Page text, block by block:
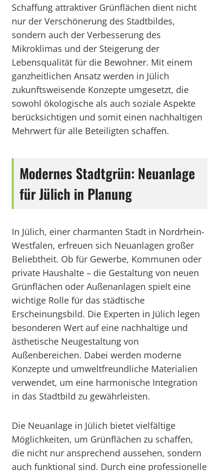
Schaffung attraktiver Grünflächen dient nicht
nur der Verschönerung des Stadtbildes,
sondern auch der Verbesserung des
Mikroklimas und der Steigerung der
Lebensqualität für die Bewohner. Mit einem
ganzheitlichen Ansatz werden in Jülich
zukunftsweisende Konzepte umgesetzt, die
sowohl ökologische als auch soziale Aspekte
berücksichtigen und somit einen nachhaltigen
Mehrwert für alle Beteiligten schaffen.
Modernes Stadtgrün: Neuanlage
für Jülich in Planung
In Jülich, einer charmanten Stadt in Nordrhein-
Westfalen, erfreuen sich Neuanlagen großer
Beliebtheit. Ob für Gewerbe, Kommunen oder
private Haushalte – die Gestaltung von neuen
Grünflächen oder Außenanlagen spielt eine
wichtige Rolle für das städtische
Erscheinungsbild. Die Experten in Jülich legen
besonderen Wert auf eine nachhaltige und
ästhetische Neugestaltung von
Außenbereichen. Dabei werden moderne
Konzepte und umweltfreundliche Materialien
verwendet, um eine harmonische Integration
in das Stadtbild zu gewährleisten.
Die Neuanlage in Jülich bietet vielfältige
Möglichkeiten, um Grünflächen zu schaffen,
die nicht nur ansprechend aussehen, sondern
auch funktional sind. Durch eine professionelle